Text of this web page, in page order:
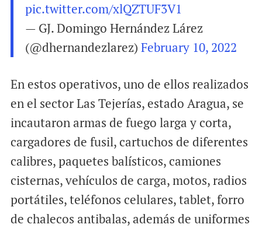
pic.twitter.com/xlQZTUF3V1
— GJ. Domingo Hernández Lárez
(@dhernandezlarez) February 10, 2022
En estos operativos, uno de ellos realizados
en el sector Las Tejerías, estado Aragua, se
incautaron armas de fuego larga y corta,
cargadores de fusil, cartuchos de diferentes
calibres, paquetes balísticos, camiones
cisternas, vehículos de carga, motos, radios
portátiles, teléfonos celulares, tablet, forro
de chalecos antibalas, además de uniformes